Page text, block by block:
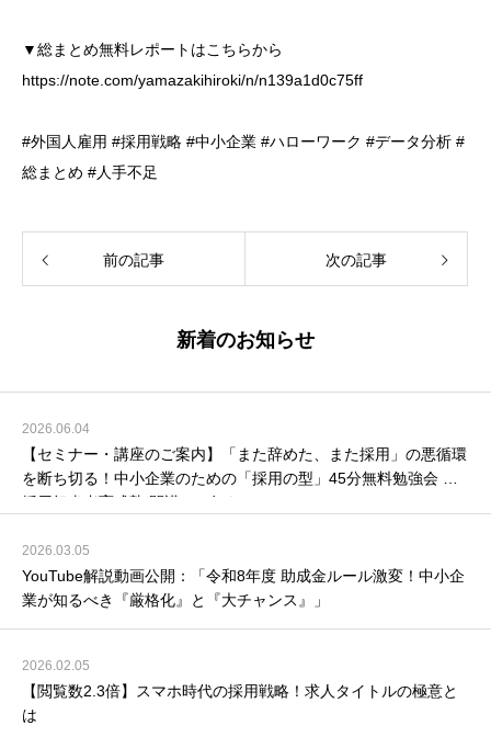
▼総まとめ無料レポートはこちらから
https://note.com/yamazakihiroki/n/n139a1d0c75ff
#外国人雇用 #採用戦略 #中小企業 #ハローワーク #データ分析 #
総まとめ #人手不足
前の記事 次の記事
新着のお知らせ
2026.06.04
【セミナー・講座のご案内】「また辞めた、また採用」の悪循環
を断ち切る！中小企業のための「採用の型」45分無料勉強会 ＆
採用担当者育成塾 開講のお知らせ
2026.03.05
YouTube解説動画公開：「令和8年度 助成金ルール激変！中小企
業が知るべき『厳格化』と『大チャンス』」
2026.02.05
【閲覧数2.3倍】スマホ時代の採用戦略！求人タイトルの極意と
は